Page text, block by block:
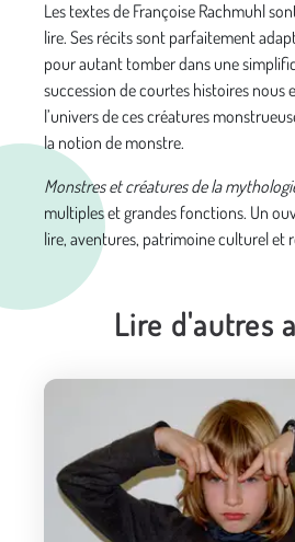
Les textes de Françoise Rachmuhl
lire. Ses récits sont parfaitement
pour autant tomber dans une
succession de courtes histoires nous
l’univers de ces créatures
la notion de monstre.
Monstres et créatures de la
multiples et grandes fonctions. Un
lire, aventures, patrimoine culturel et
Lire d'autres